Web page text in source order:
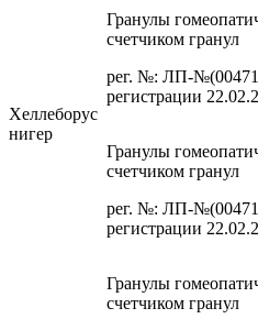
Хеллеборус
нигер
Гранулы
счетчиком гранул
рег. №: ЛП-
регистрации
Гранулы
счетчиком гранул
рег. №: ЛП-
регистрации
Гранулы
счетчиком гранул